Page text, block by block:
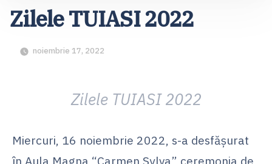
conținut
Zilele TUIASI 2022
noiembrie 17, 2022
Zilele TUIASI 2022
Miercuri, 16 noiembrie 2022, s-a desfășurat
în Aula Magna “Carmen Sylva” ceremonia de